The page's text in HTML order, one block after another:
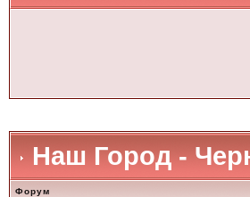
Наш Город -
Форум